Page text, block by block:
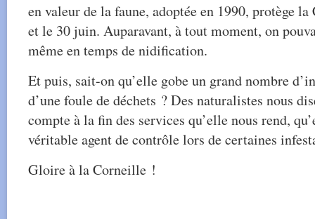
en valeur de la faune, adoptée en 1990, protège
et le 30 juin. Auparavant, à tout moment, on
même en temps de nidification.
Et puis, sait-on qu’elle gobe un grand nombre
d’une foule de déchets ? Des naturalistes nous
compte à la fin des services qu’elle nous rend,
véritable agent de contrôle lors de certaines
Gloire à la Corneille !